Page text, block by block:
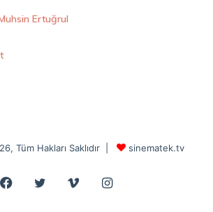
Ertuğrul
Tüm Hakları Saklıdır | sinematek.tv
Facebook
Twitter VimeoInstagram